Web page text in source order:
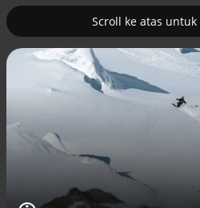
Scroll ke atas
nuklir 2
Pemulihan
diakselerasi